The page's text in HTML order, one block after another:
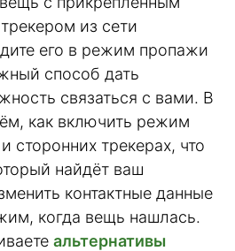
из сети
его в режим пропажи
способ дать
связаться с вами. В
как включить режим
сторонних трекерах, что
найдёт ваш
контактные данные
когда вещь нашлась.
альтернативы